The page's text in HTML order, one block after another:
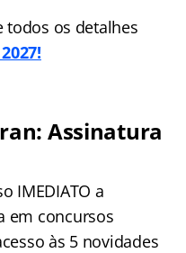
todos os detalhes
Assinatura
IMEDIATO a
em concursos
às 5 novidades